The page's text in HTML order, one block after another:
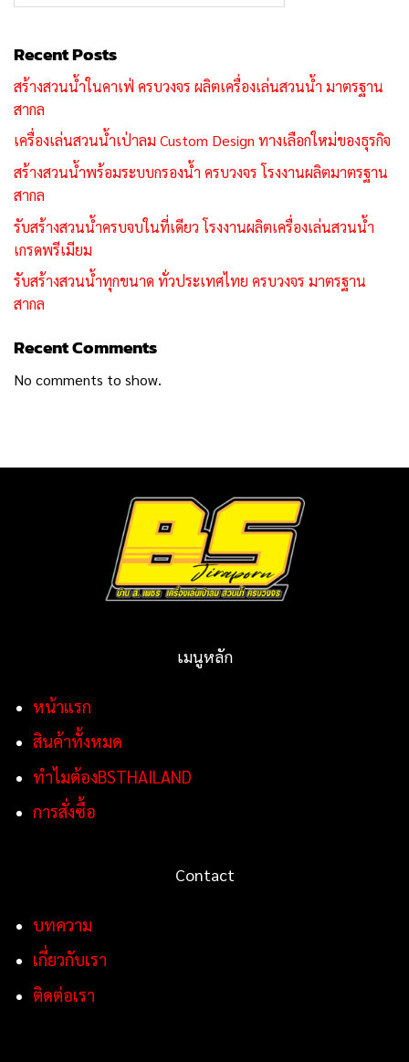
Recent Posts
สร้างสวนน้ำในคาเฟ่ ครบวงจร ผลิตเครื่องเล่นสวนน้ำ มาตรฐาน
สากล
เครื่องเล่นสวนน้ำเป่าลม Custom Design ทางเลือกใหม่ของธุรกิจ
สร้างสวนน้ำพร้อมระบบกรองน้ำ ครบวงจร โรงงานผลิตมาตรฐาน
สากล
รับสร้างสวนน้ำครบจบในที่เดียว โรงงานผลิตเครื่องเล่นสวนน้ำ
เกรดพรีเมียม
รับสร้างสวนน้ำทุกขนาด ทั่วประเทศไทย ครบวงจร มาตรฐาน
สากล
Recent Comments
No comments to show.
เมนูหลัก
หน้าแรก
สินค้าทั้งหมด
ทำไมต้องBSTHAILAND
การสั่งซื้อ
Contact
บทความ
เกี่ยวกับเรา
ติดต่อเรา